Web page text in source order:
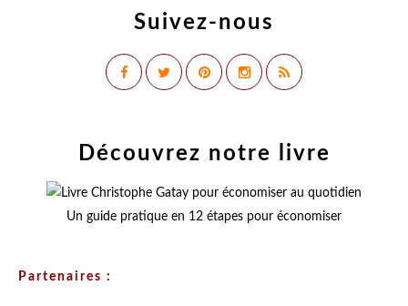
Suivez-nous
Découvrez notre livre
Un guide pratique en 12 étapes pour économiser
Partenaires :